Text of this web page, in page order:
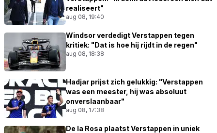
realiseert"
aug 08, 19:40
Windsor verdedigt Verstappen tegen
kritiek: "Dat is hoe hij rijdt in de regen"
aug 08, 18:38
Hadjar prijst zich gelukkig: "Verstappen
was een meester, hij was absoluut
onverslaanbaar"
aug 08, 17:38
De la Rosa plaatst Verstappen in uniek